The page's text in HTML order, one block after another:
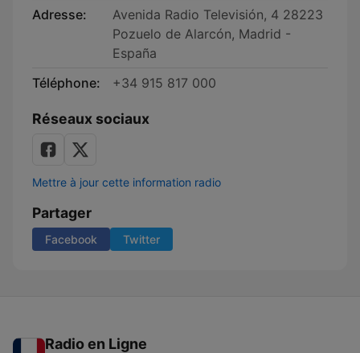
Adresse:
Avenida Radio Televisión, 4 28223
Pozuelo de Alarcón, Madrid -
España
Téléphone:
+34 915 817 000
Réseaux sociaux
Mettre à jour cette information radio
Partager
Facebook Twitter
Radio en Ligne